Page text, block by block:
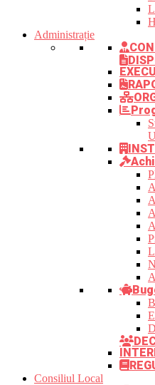
Administrație
Consiliul Local